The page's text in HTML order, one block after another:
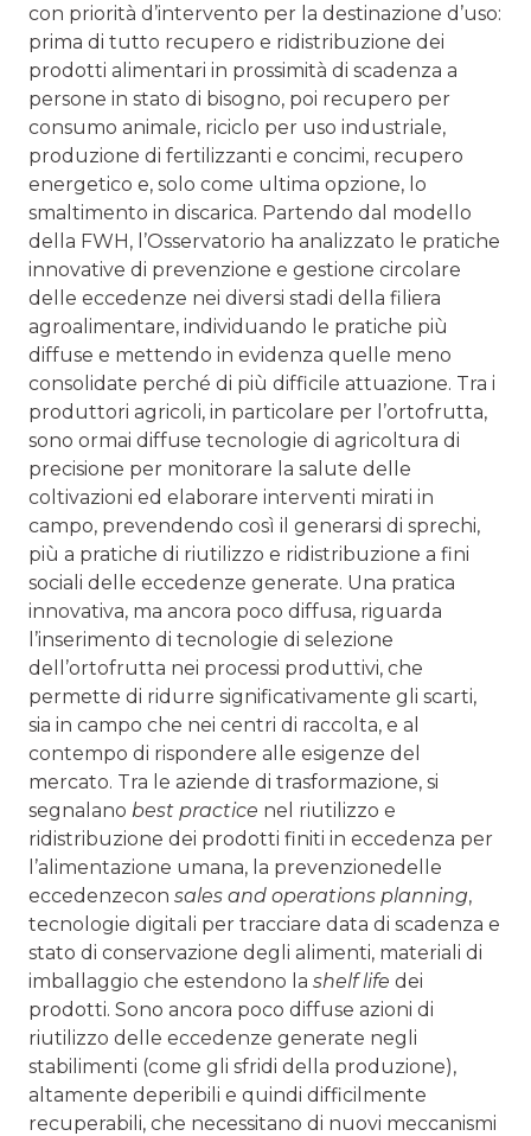
con priorità d’intervento per la destinazione d’uso:
prima di tutto recupero e ridistribuzione dei
prodotti alimentari in prossimità di scadenza a
persone in stato di bisogno, poi recupero per
consumo animale, riciclo per uso industriale,
produzione di fertilizzanti e concimi, recupero
energetico e, solo come ultima opzione, lo
smaltimento in discarica. Partendo dal modello
della FWH, l’Osservatorio ha analizzato le pratiche
innovative di prevenzione e gestione circolare
delle eccedenze nei diversi stadi della filiera
agroalimentare, individuando le pratiche più
diffuse e mettendo in evidenza quelle meno
consolidate perché di più difficile attuazione. Tra i
produttori agricoli, in particolare per l’ortofrutta,
sono ormai diffuse tecnologie di agricoltura di
precisione per monitorare la salute delle
coltivazioni ed elaborare interventi mirati in
campo, prevendendo così il generarsi di sprechi,
più a pratiche di riutilizzo e ridistribuzione a fini
sociali delle eccedenze generate. Una pratica
innovativa, ma ancora poco diffusa, riguarda
l’inserimento di tecnologie di selezione
dell’ortofrutta nei processi produttivi, che
permette di ridurre significativamente gli scarti,
sia in campo che nei centri di raccolta, e al
contempo di rispondere alle esigenze del
mercato. Tra le aziende di trasformazione, si
segnalano best practice nel riutilizzo e
ridistribuzione dei prodotti finiti in eccedenza per
l’alimentazione umana, la prevenzionedelle
eccedenzecon sales and operations planning,
tecnologie digitali per tracciare data di scadenza e
stato di conservazione degli alimenti, materiali di
imballaggio che estendono la shelf life dei
prodotti. Sono ancora poco diffuse azioni di
riutilizzo delle eccedenze generate negli
stabilimenti (come gli sfridi della produzione),
altamente deperibili e quindi difficilmente
recuperabili, che necessitano di nuovi meccanismi